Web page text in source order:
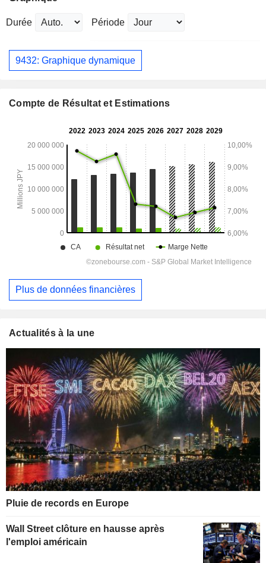
Durée Période
9432: Graphique dynamique
Compte de Résultat et Estimations
Plus de données financières
Actualités à la une
Pluie de records en Europe
Wall Street clôture en hausse après
l'emploi américain